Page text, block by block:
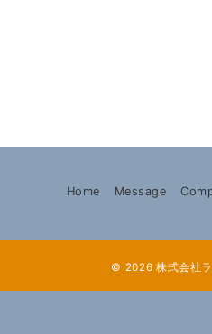
Home Message
© 2026 株式会社